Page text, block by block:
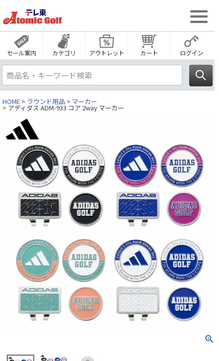
セール案内 カテゴリ アウトレット カート ログイン
HOME ラウンド用品 マーカー
アディダス ADM-933 コア 2way マーカー